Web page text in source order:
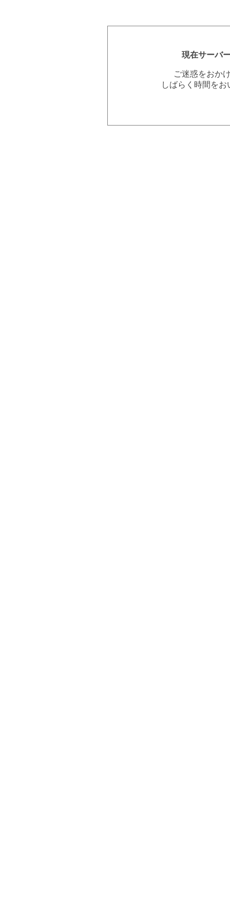
現在サーバ
ご迷惑をおか
しばらく時間を